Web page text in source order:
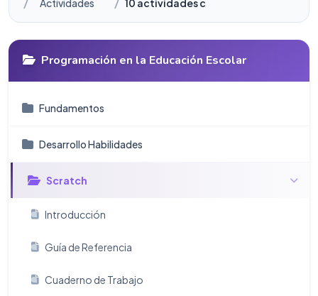
Actividades
10 actividades cortas para aprender
Programación en la Educación Escolar
Fundamentos
Desarrollo Habilidades
Scratch
Introducción
Guía de Referencia
Cuaderno de Trabajo